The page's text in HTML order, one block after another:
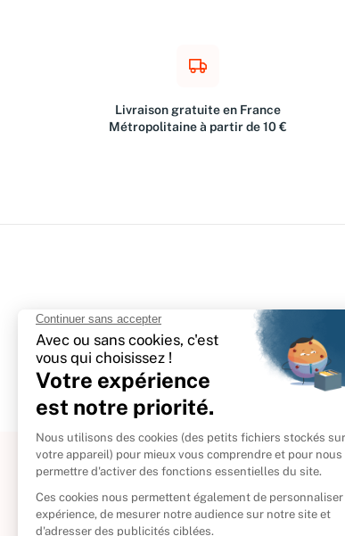
Livraison gratuite en France
Métropolitaine à partir de 10 €
À propos
Politique de retour